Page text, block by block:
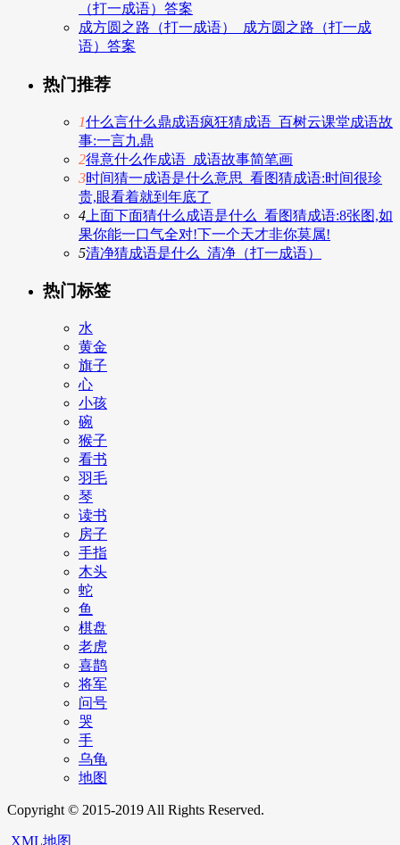
（打一成语）答案
成方圆之路（打一成语）_成方圆之路（打一成
语）答案
热门推荐
1什么言什么鼎成语疯狂猜成语_百树云课堂成语故
事:一言九鼎
2得意什么作成语_成语故事简笔画
3时间猜一成语是什么意思_看图猜成语:时间很珍
贵,眼看着就到年底了
4 上面下面猜什么成语是什么_看图猜成语:8张图,如
果你能一口气全对!下一个天才非你莫属!
5清净猜成语是什么_清净（打一成语）
热门标签
水
黄金
旗子
心
小孩
碗
猴子
看书
羽毛
琴
读书
房子
手指
木头
蛇
鱼
棋盘
老虎
喜鹊
将军
问号
哭
手
乌龟
地图
Copyright © 2015-2019 All Rights Reserved.
XML地图